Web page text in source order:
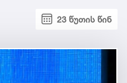
23 წუთის წინ